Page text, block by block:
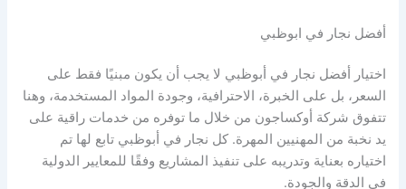
أفضل نجار في ابوظبي
اختيار أفضل نجار في أبوظبي لا يجب أن يكون مبنيًا فقط على
السعر، بل على الخبرة، الاحترافية، وجودة المواد المستخدمة، وهنا
تتفوق شركة أوكساجون من خلال ما توفره من خدمات راقية على
يد نخبة من المهنيين المهرة. كل نجار في أبوظبي تابع لها تم
اختياره بعناية وتدريبه على تنفيذ المشاريع وفقًا للمعايير الدولية
في الدقة والجودة.